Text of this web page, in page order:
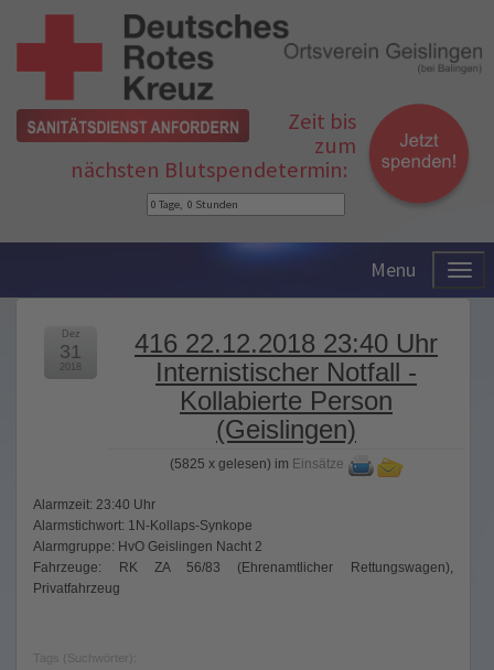
Zeit bis
zum
nächsten Blutspendetermin:
Menu
416 22.12.2018 23:40 Uhr
Internistischer Notfall -
Kollabierte Person
(Geislingen)
(5825 x gelesen) im Einsätze
Dez
31
2018
Alarmzeit: 23:40 Uhr
Alarmstichwort: 1N-Kollaps-Synkope
Alarmgruppe: HvO Geislingen Nacht 2
Fahrzeuge: RK ZA 56/83 (Ehrenamtlicher Rettungswagen),
Privatfahrzeug
Tags (Suchwörter):